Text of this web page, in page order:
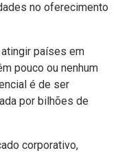
no oferecimento
países em
pouco ou nenhum
é de ser
por bilhões de
corporativo,